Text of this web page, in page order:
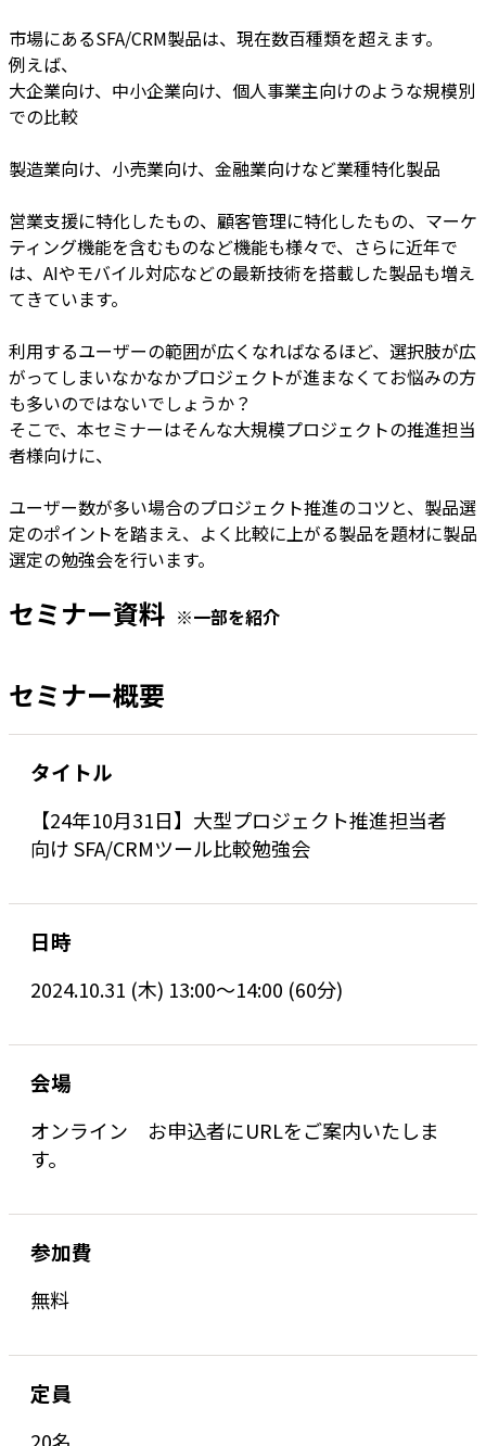
市場にあるSFA/CRM製品は、現在数百種類を超えます。
例えば、
大企業向け、中小企業向け、個人事業主向けのような規模別
での比較
製造業向け、小売業向け、金融業向けなど業種特化製品
営業支援に特化したもの、顧客管理に特化したもの、マーケ
ティング機能を含むものなど機能も様々で、さらに近年で
は、AIやモバイル対応などの最新技術を搭載した製品も増え
てきています。
利用するユーザーの範囲が広くなればなるほど、選択肢が広
がってしまいなかなかプロジェクトが進まなくてお悩みの方
も多いのではないでしょうか？
そこで、本セミナーはそんな大規模プロジェクトの推進担当
者様向けに、
ユーザー数が多い場合のプロジェクト推進のコツと、製品選
定のポイントを踏まえ、よく比較に上がる製品を題材に製品
選定の勉強会を行います。
セミナー資料 ※一部を紹介
セミナー概要
タイトル
【24年10月31日】大型プロジェクト推進担当者
向け SFA/CRMツール比較勉強会
日時
2024.10.31 (木) 13:00〜14:00 (60分)
会場
オンライン お申込者にURLをご案内いたしま
す。
参加費
無料
定員